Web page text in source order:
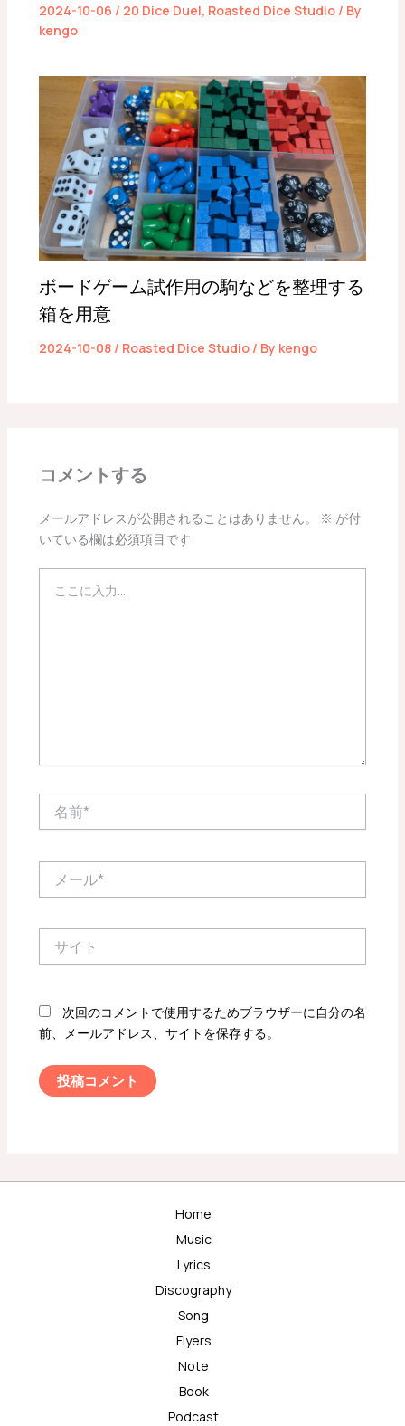
2024-10-06 / 20 Dice Duel, Roasted Dice Studio/ By
kengo
ボードゲーム試作用の駒などを整理する
箱を用意
2024-10-08 / Roasted Dice Studio/ By kengo
コメントする
メールアドレスが公開されることはありません。 ※ が付
いている欄は必須項目です
次回のコメントで使用するためブラウザーに自分の名
前、メールアドレス、サイトを保存する。
Home
Music
Lyrics
Discography
Song
Flyers
Note
Book
Podcast